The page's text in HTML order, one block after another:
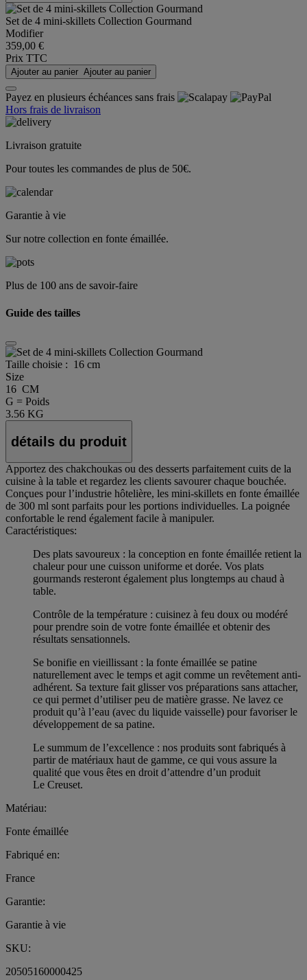
Set de 4 mini-skillets Collection Gourmand
Modifier
359,00 €
Prix TTC
Ajouter au panier Ajouter au panier
Payez en plusieurs échéances sans frais
Hors frais de livraison
Livraison gratuite
Pour toutes les commandes de plus de 50€.
Garantie à vie
Sur notre collection en fonte émaillée.
Plus de 100 ans de savoir-faire
Guide des tailles
Taille choisie : 16 cm
Size
16 CM
G = Poids
3.56 KG
détails du produit
Apportez des chakchoukas ou des desserts parfaitement cuits de la
cuisine à la table et regardez les clients savourer chaque bouchée.
Conçues pour l’industrie hôtelière, les mini-skillets en fonte émaillée
de 300 ml sont parfaits pour les portions individuelles. La poignée
confortable le rend également facile à manipuler.
Caractéristiques:
Des plats savoureux : la conception en fonte émaillée retient la
chaleur pour une cuisson uniforme et dorée. Vos plats
gourmands resteront également plus longtemps au chaud à
table.
Contrôle de la température : cuisinez à feu doux ou modéré
pour prendre soin de votre fonte émaillée et obtenir des
résultats sensationnels.
Se bonifie en vieillissant : la fonte émaillée se patine
naturellement avec le temps et agit comme un revêtement anti-
adhérent. Sa texture fait glisser vos préparations sans attacher,
ce qui permet d’utiliser peu de matière grasse. Ne lavez ce
produit qu’à l’eau (avec du liquide vaisselle) pour favoriser le
développement de sa patine.
Le summum de l’excellence : nos produits sont fabriqués à
partir de matériaux haut de gamme, ce qui vous assure la
qualité que vous êtes en droit d’attendre d’un produit
Le Creuset.
Matériau:
Fonte émaillée
Fabriqué en:
France
Garantie:
Garantie à vie
SKU:
20505160000425